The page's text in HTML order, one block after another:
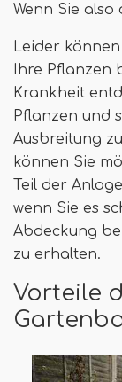
Wenn Sie
Leider
Ihre Pflanzen
Krankheit
Pflanzen und
Ausbreitung
können Sie
Teil der
wenn Sie es
Abdeckung
zu erhalten.
Vorteile